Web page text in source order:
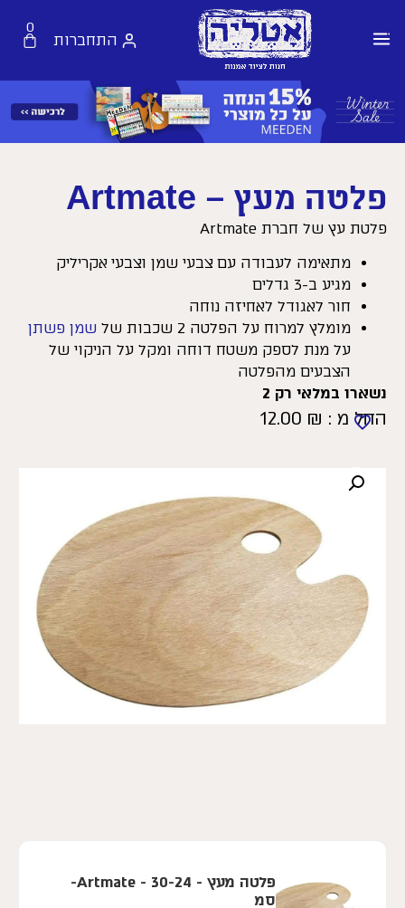
התחברות
0
פלטה מעץ – Artmate
פלטת עץ של חברת Artmate
מתאימה לעבודה עם צבעי שמן וצבעי אקריליק
מגיע ב-3 גדלים
חור לאגודל לאחיזה נוחה
מומלץ למרוח על הפלטה 2 שכבות של
שמן פשתן
על מנת לספק משטח דוחה ומקל על הניקוי של
הצבעים מהפלטה
נשארו במלאי רק 2
החל מ : 12.00 ₪
פלטה מעץ - Artmate - 30-24-
סמ